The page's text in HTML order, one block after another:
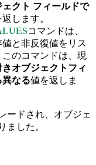
クト フィールドで
します。
コマンドは、
と非反復値をリス
のコマンドは、現
オブジェクトフィ
なる値を返しま
ードされ、オブジェ
ました。